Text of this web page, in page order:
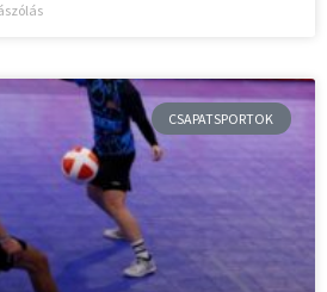
CSAPATSPORTOK